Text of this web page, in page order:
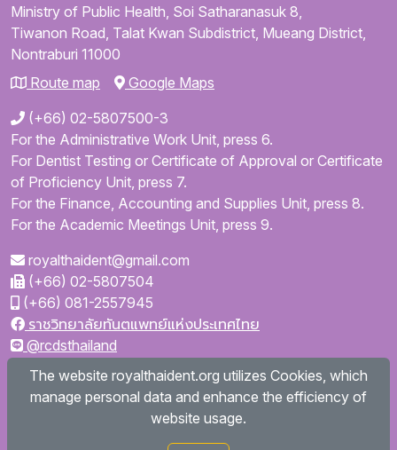
Ministry of Public Health, Soi Satharanasuk 8,
Tiwanon Road, Talat Kwan Subdistrict, Mueang District,
Nontraburi 11000
Route map
Google Maps
(+66) 02-5807500-3
For the Administrative Work Unit, press 6.
For Dentist Testing or Certificate of Approval or Certificate
of Proficiency Unit, press 7.
For the Finance, Accounting and Supplies Unit, press 8.
For the Academic Meetings Unit, press 9.
royalthaident@gmail.com
(+66) 02-5807504
(+66) 081-2557945
ราชวิทยาลัยทันตแพทย์แห่งประเทศไทย
@rcdsthailand
royalthaident
Royal College of Dental Surgeons of Thailand
The website royalthaident.org utilizes Cookies, which
manage personal data and enhance the efficiency of
website usage.